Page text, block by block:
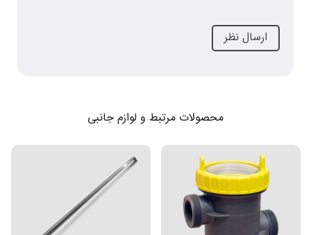
محصولات مرتبط و لوازم جانبی